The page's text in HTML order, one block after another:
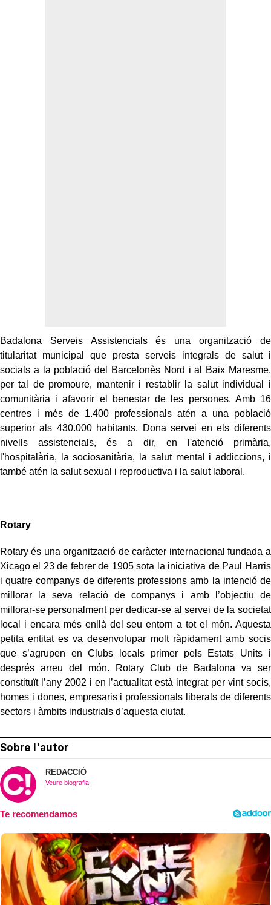
Badalona Serveis Assistencials és una organització de
titularitat municipal que presta serveis integrals de salut i
socials a la població del Barcelonès Nord i al Baix Maresme,
per tal de promoure, mantenir i restablir la salut individual i
comunitària i afavorir el benestar de les persones. Amb 16
centres i més de 1.400 professionals atén a una població
superior als 430.000 habitants. Dona servei en els diferents
nivells assistencials, és a dir, en l'atenció primària,
l'hospitalària, la sociosanitària, la salut mental i addiccions, i
també atén la salut sexual i reproductiva i la salut laboral.
Rotary
Rotary és una organització de caràcter internacional fundada a
Xicago el 23 de febrer de 1905 sota la iniciativa de Paul Harris
i quatre companys de diferents professions amb la intenció de
millorar la seva relació de companys i amb l’objectiu de
millorar-se personalment per dedicar-se al servei de la societat
local i encara més enllà del seu entorn a tot el món. Aquesta
petita entitat es va desenvolupar molt ràpidament amb socis
que s’agrupen en Clubs locals primer pels Estats Units i
després arreu del món. Rotary Club de Badalona va ser
constituït l’any 2002 i en l’actualitat està integrat per vint socis,
homes i dones, empresaris i professionals liberals de diferents
sectors i àmbits industrials d’aquesta ciutat.
Sobre l'autor
REDACCIÓ
Veure biografia